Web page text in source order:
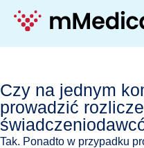
Czy na jednym
prowadzić
Tak. Ponadto w przypadku